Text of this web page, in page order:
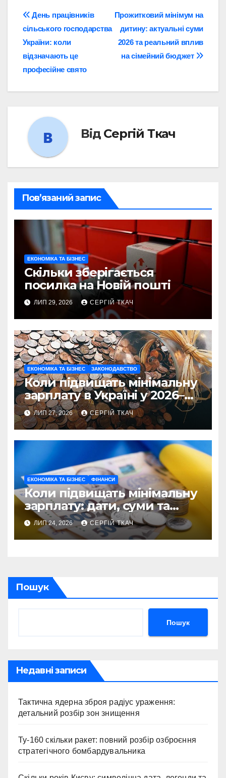
Навігація
записів
Прожитковий мінімум на
дитину: актуальні суми
2026 та реальний вплив
на сімейний бюджет
День працівників
сільського господарства
України: коли
відзначають це
професійне свято
Від Сергій Ткач
Пов’язаний запис
ЕКОНОМІКА ТА БІЗНЕС
Скільки зберігається
посилка на Новій пошті
ЛИП 29, 2026 СЕРГІЙ ТКАЧ
ЕКОНОМІКА ТА БІЗНЕС ЗАКОНОДАВСТВО
Коли підвищать мінімальну
зарплату в Україні у 2026–
2027 роках
ЛИП 27, 2026 СЕРГІЙ ТКАЧ
ЕКОНОМІКА ТА БІЗНЕС ФІНАНСИ
Коли підвищать мінімальну
зарплату: дати, суми та
реальні перспективи
ЛИП 24, 2026 СЕРГІЙ ТКАЧ
Пошук
Пошук
Недавні записи
Тактична ядерна зброя радіус ураження:
детальний розбір зон знищення
Ту-160 скільки ракет: повний розбір озброєння
стратегічного бомбардувальника